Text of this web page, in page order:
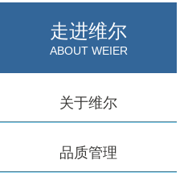
走进维尔
ABOUT WEIER
关于维尔
品质管理